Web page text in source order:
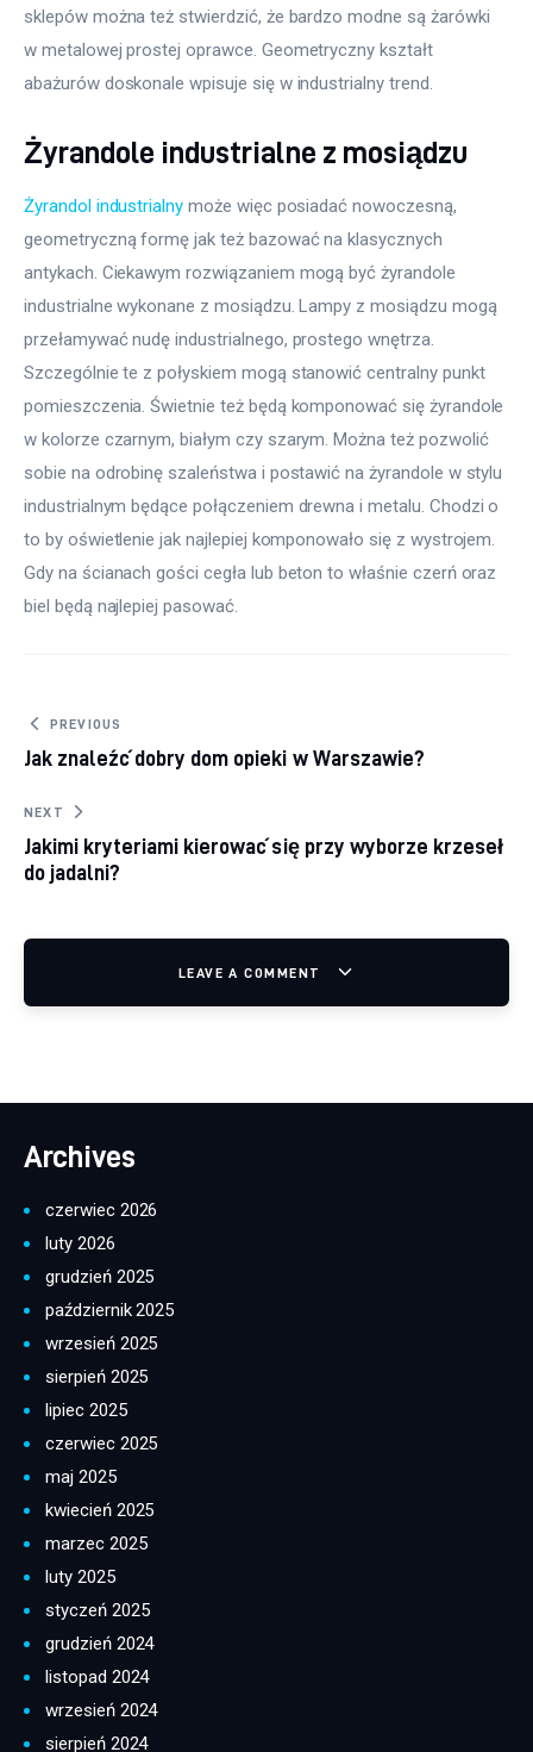
sklepów można też stwierdzić, że bardzo modne są żarówki
w metalowej prostej oprawce. Geometryczny kształt
abażurów doskonale wpisuje się w industrialny trend.
Żyrandole industrialne z mosiądzu
Żyrandol industrialny może więc posiadać nowoczesną,
geometryczną formę jak też bazować na klasycznych
antykach. Ciekawym rozwiązaniem mogą być żyrandole
industrialne wykonane z mosiądzu. Lampy z mosiądzu mogą
przełamywać nudę industrialnego, prostego wnętrza.
Szczególnie te z połyskiem mogą stanowić centralny punkt
pomieszczenia. Świetnie też będą komponować się żyrandole
w kolorze czarnym, białym czy szarym. Można też pozwolić
sobie na odrobinę szaleństwa i postawić na żyrandole w stylu
industrialnym będące połączeniem drewna i metalu. Chodzi o
to by oświetlenie jak najlepiej komponowało się z wystrojem.
Gdy na ścianach gości cegła lub beton to właśnie czerń oraz
biel będą najlepiej pasować.
Nawigacja wpisu
PREVIOUS
Jak znaleźć dobry dom opieki w Warszawie?
NEXT
Jakimi kryteriami kierować się przy wyborze krzeseł
do jadalni?
LEAVE A COMMENT
Archives
czerwiec 2026
luty 2026
grudzień 2025
październik 2025
wrzesień 2025
sierpień 2025
lipiec 2025
czerwiec 2025
maj 2025
kwiecień 2025
marzec 2025
luty 2025
styczeń 2025
grudzień 2024
listopad 2024
wrzesień 2024
sierpień 2024